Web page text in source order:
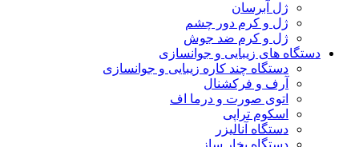
ژل آبرسان
ژل و کرم دور چشم
ژل و کرم ضد جوش
دستگاه های زیبایی و جوانسازی
دستگاه چند کاره زیبایی و جوانسازی
آرف و فرکشنال
اتوی صورت و درما اف
اسکوم تراپی
دستگاه آنالیزر
دستگاه بخار ساز